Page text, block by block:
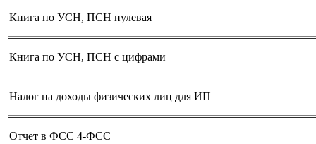
Книга по УСН, ПСН нулевая
Книга по УСН, ПСН с цифрами
Налог на доходы физических лиц для ИП
Отчет в ФСС 4-ФСС